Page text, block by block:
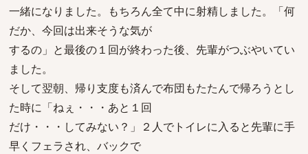
一緒になりました。もちろん全て中に射精しました。「何
だか、今回は出来そうな気が
するの」と最後の１回が終わった後、先輩がつぶやいてい
ました。
そして翌朝、帰り支度も済んで布団もたたんで帰ろうとし
た時に「ねぇ・・・あと１回
だけ・・・してみない？」２人でトイレに入ると先輩に手
早くフェラされ、バックで